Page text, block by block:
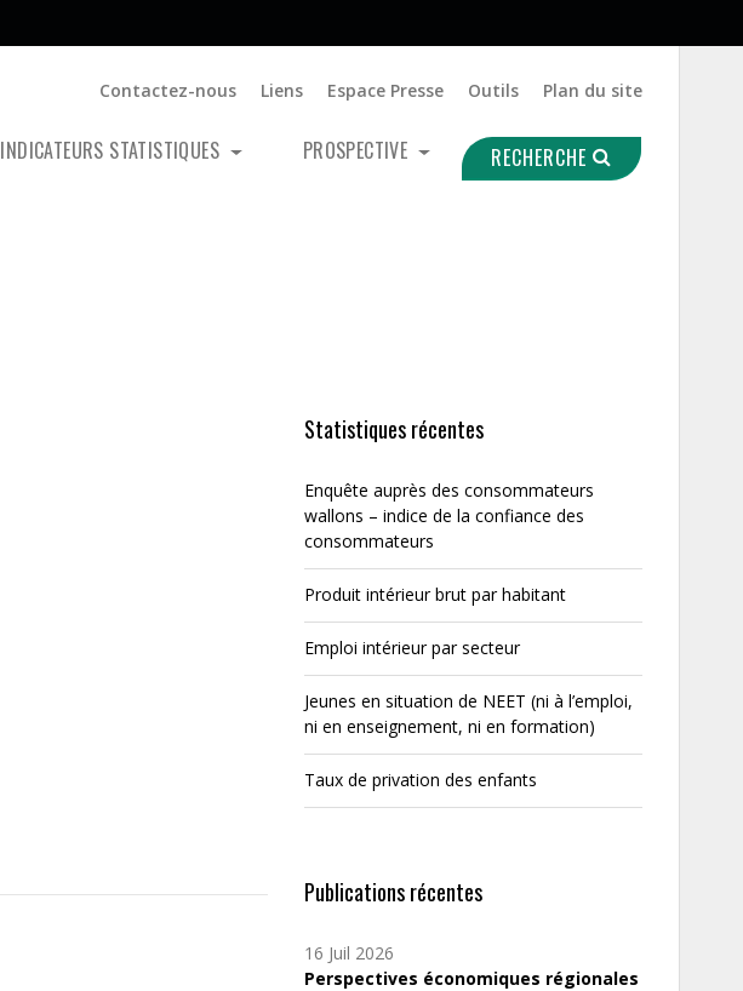
Contactez-nous Liens Espace Presse Outils Plan du site
INDICATEURS STATISTIQUES PROSPECTIVE RECHERCHE
Statistiques récentes
Enquête auprès des consommateurs
wallons – indice de la confiance des
consommateurs
Produit intérieur brut par habitant
Emploi intérieur par secteur
Jeunes en situation de NEET (ni à l’emploi,
ni en enseignement, ni en formation)
Taux de privation des enfants
Publications récentes
16 Juil 2026
Perspectives économiques régionales